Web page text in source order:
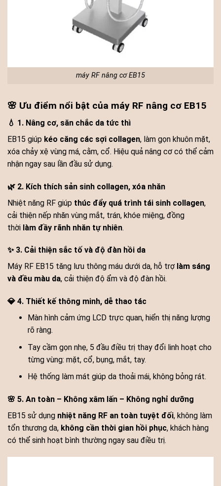
máy RF nâng cơ EB15
🌸 Ưu điểm nổi bật của máy RF nâng cơ EB15
💧 1. Nâng cơ, săn chắc da tức thì
EB15 giúp kéo căng các sợi collagen, làm gọn khuôn mặt,
xóa chảy xệ vùng má, cằm, cổ. Hiệu quả nâng cơ có thể cảm
nhận ngay sau lần đầu sử dụng.
🌿 2. Kích thích sản sinh collagen, xóa nhăn
Nhiệt năng RF giúp thúc đẩy quá trình tái sinh collagen,
cải thiện nếp nhăn vùng mắt, trán, khóe miệng, đồng
thời làm đầy rãnh nhăn tự nhiên.
✨ 3. Cải thiện sắc tố và độ đàn hồi da
Máy RF EB15 tăng lưu thông máu dưới da, hỗ trợ làm sáng
và đều màu da, cải thiện độ ẩm và độ đàn hồi.
💎 4. Thiết kế thông minh, dễ thao tác
Màn hình cảm ứng LCD trực quan, hiển thị năng lượng
rõ ràng.
Tay cầm gọn nhẹ, 5 đầu điều trị thay đổi linh hoạt cho
từng vùng: mặt, cổ, bụng, mắt, tay.
Hệ thống làm mát giúp da thoải mái, không bỏng rát.
🌸 5. An toàn – Không xâm lấn – Không nghỉ dưỡng
EB15 sử dụng nhiệt năng RF an toàn tuyệt đối, không làm
tổn thương da, không cần thời gian hồi phục, khách hàng
có thể sinh hoạt bình thường ngay sau điều trị.